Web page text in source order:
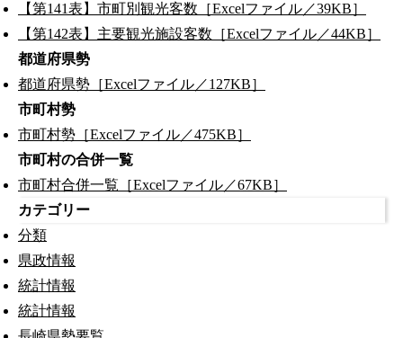
【第141表】市町別観光客数［Excelファイル／39KB］
【第142表】主要観光施設客数［Excelファイル／44KB］
都道府県勢
都道府県勢［Excelファイル／127KB］
市町村勢
市町村勢［Excelファイル／475KB］
市町村の合併一覧
市町村合併一覧［Excelファイル／67KB］
カテゴリー
分類
県政情報
統計情報
統計情報